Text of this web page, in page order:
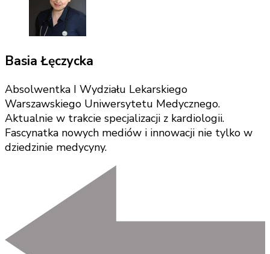
Basia Łęczycka
Absolwentka I Wydziału Lekarskiego
Warszawskiego Uniwersytetu Medycznego.
Aktualnie w trakcie specjalizacji z kardiologii.
Fascynatka nowych mediów i innowacji nie tylko w
dziedzinie medycyny.